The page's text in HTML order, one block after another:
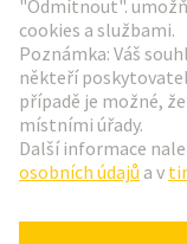
Česká republika